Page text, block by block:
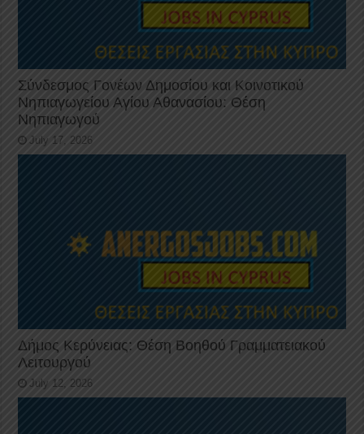
Σύνδεσμος Γονέων Δημοσίου και Κοινοτικού
Νηπιαγωγείου Αγίου Αθανασίου: Θέση
Νηπιαγωγού
July 17, 2026
Δήμος Κερύνειας: Θέση Βοηθού Γραμματειακού
Λειτουργού
July 12, 2026